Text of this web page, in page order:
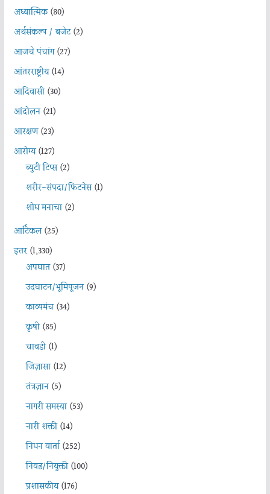
अध्यात्मिक(80)
अर्थसंकल्प / बजेट(2)
आजचे पंचांग(27)
आंतरराष्ट्रीय(14)
आदिवासी(30)
आंदोलन(21)
आरक्षण(23)
आरोग्य(127)
ब्युटी टिप्स(2)
शरीर-संपदा/फिटनेस(1)
शोध मनाचा(2)
आर्टिकल(25)
इतर(1,330)
अपघात(37)
उदघाटन/भूमिपूजन(9)
काव्यमंच(34)
कृषी(85)
चावडी(1)
जिज्ञासा(12)
तंत्रज्ञान(5)
नागरी समस्या(53)
नारी शक्ती(14)
निधन वार्ता(252)
निवड/नियुक्ती(100)
प्रशासकीय(176)